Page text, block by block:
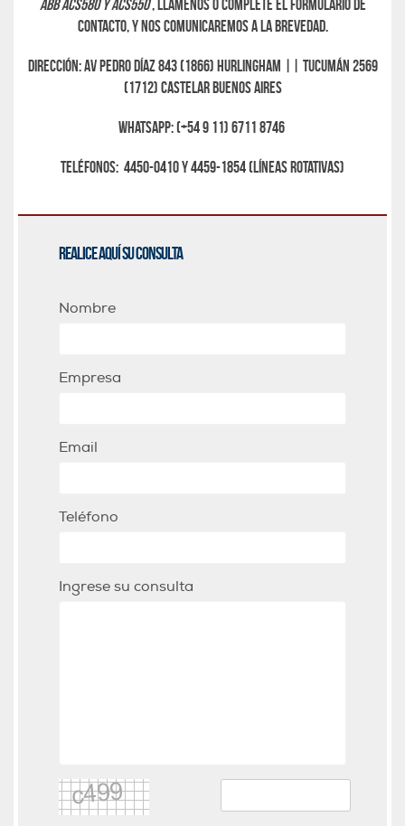
ABBACS580 Y ACS550, llámenos o complete el formulario de
contacto, y nos comunicaremos a la brevedad.
Dirección: Av Pedro Díaz 843 (1866) Hurlingham || Tucumán 2569
(1712) Castelar Buenos Aires
Whatsapp: (+54 9 11) 6711 8746
Teléfonos: 4450-0410 y 4459-1854 (líneas rotativas)
Realice aquí su consulta
Nombre
Empresa
Email
Teléfono
Ingrese su consulta